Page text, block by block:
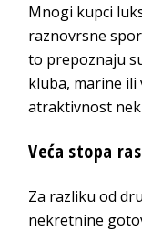
Mnogi kupci
raznovrsne
to prepoznaju
kluba, marine ili
atraktivnost
Veća stopa
Za razliku od
nekretnine